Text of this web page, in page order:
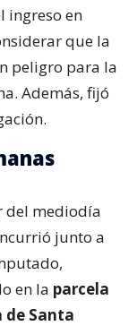
ingreso en
que la
peligro para la
Además, fijó
del mediodía
junto a
en la parcela
de Santa